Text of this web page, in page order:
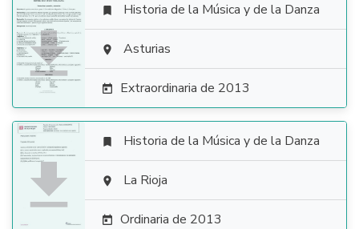

 Historia de la Música y de la Danza
 Asturias
 Extraordinaria de 2013

 Historia de la Música y de la Danza
 La Rioja
 Ordinaria de 2013